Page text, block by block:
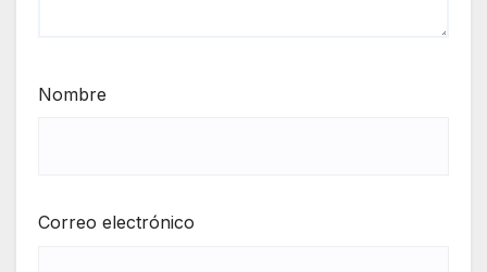
Nombre
Correo electrónico